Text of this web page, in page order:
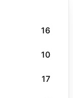
16
10
17